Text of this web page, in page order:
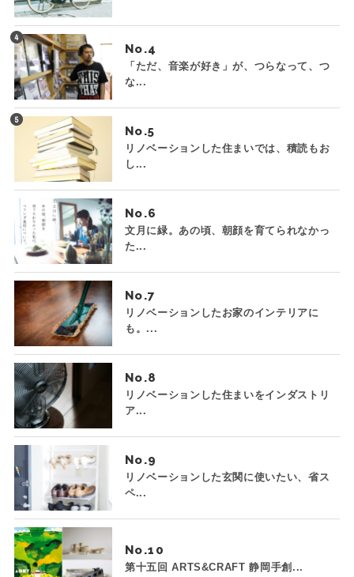
No.
「ただ、音楽が好き」が、つらなって、つ
な...
No.
リノベーションした住まいでは、積読もお
し...
No.
文月に緑。あの頃、朝顔を育てられなかっ
た...
No.
リノベーションしたお家のインテリアに
も。...
No.
リノベーションした住まいをインダストリ
ア...
No.
リノベーションした玄関に使いたい、省ス
ペ...
No.
第十五回 ARTS&CRAFT 静岡手創...